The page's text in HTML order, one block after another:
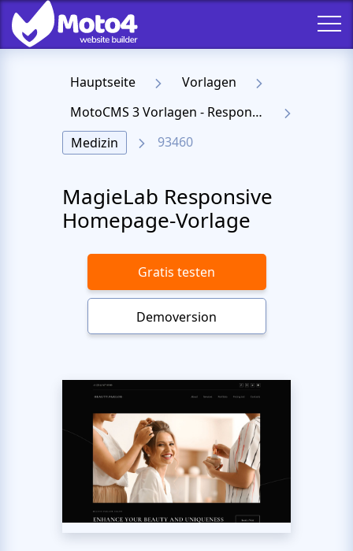
Hauptseite
Vorlagen
MotoCMS 3 Vorlagen - Responsive Templates für Website
Medizin
93460
MagieLab Responsive
Homepage-Vorlage
Gratis testen
Demoversion